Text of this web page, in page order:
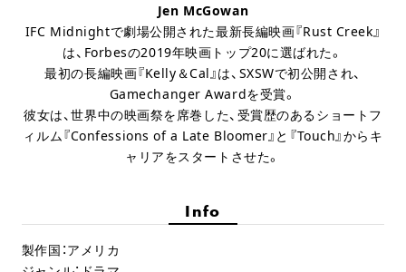
Jen McGowan
IFC Midnightで劇場公開された最新長編映画『Rust Creek』
は、Forbesの2019年映画トップ20に選ばれた。
最初の長編映画『Kelly＆Cal』は、SXSWで初公開され、
Gamechanger Awardを受賞。
彼女は、世界中の映画祭を席巻した、受賞歴のあるショートフ
ィルム『Confessions of a Late Bloomer』と『Touch』からキ
ャリアをスタートさせた。
Info
製作国：アメリカ